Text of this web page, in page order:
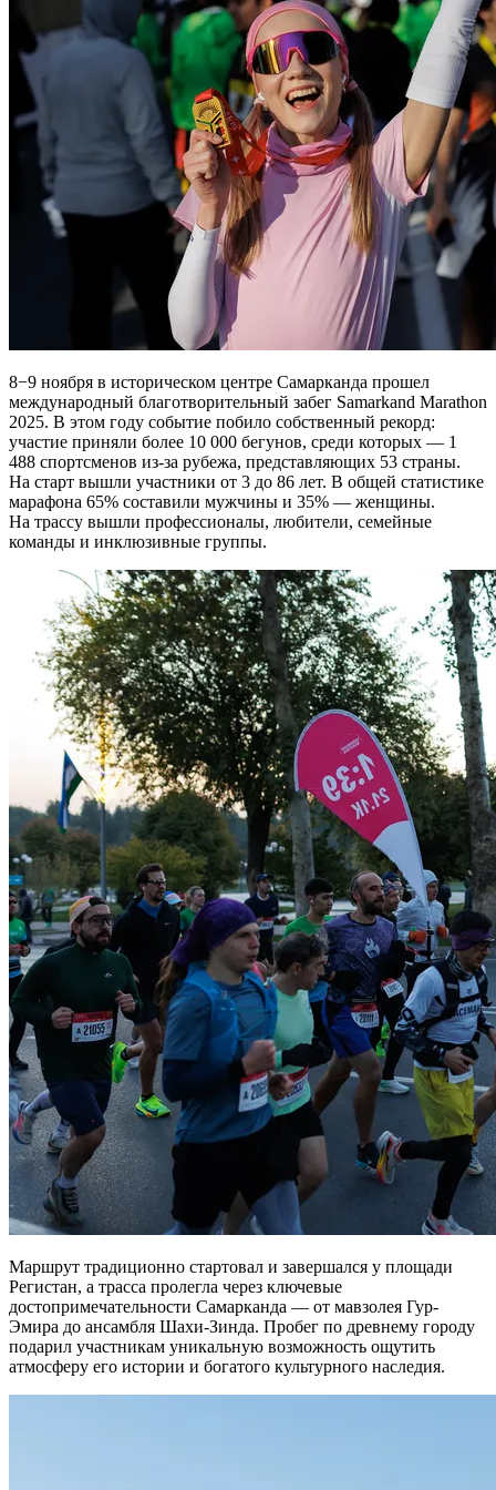
8−9 ноября в историческом центре Самарканда прошел
международный благотворительный забег Samarkand Marathon
2025. В этом году событие побило собственный рекорд:
участие приняли более 10 000 бегунов, среди которых — 1
488 спортсменов из-за рубежа, представляющих 53 страны.
На старт вышли участники от 3 до 86 лет. В общей статистике
марафона 65% составили мужчины и 35% — женщины.
На трассу вышли профессионалы, любители, семейные
команды и инклюзивные группы.
Маршрут традиционно стартовал и завершался у площади
Регистан, а трасса пролегла через ключевые
достопримечательности Самарканда — от мавзолея Гур-
Эмира до ансамбля Шахи-Зинда. Пробег по древнему городу
подарил участникам уникальную возможность ощутить
атмосферу его истории и богатого культурного наследия.